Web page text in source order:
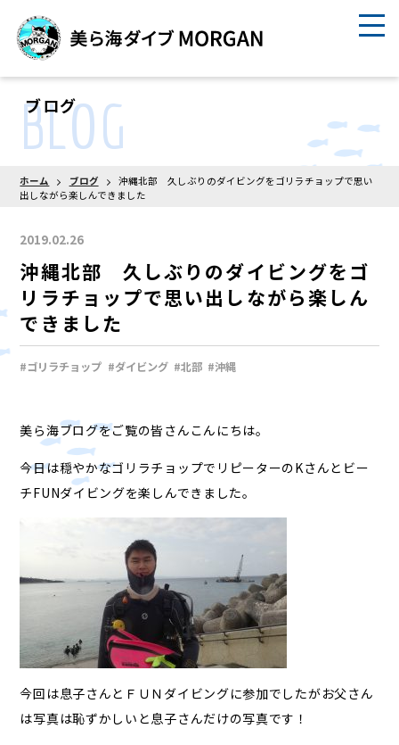
ブログ
BLOG
ホーム ブログ
沖縄北部 久しぶりのダイビングをゴリラチョップで思い
出しながら楽しんできました
2019.02.26
沖縄北部 久しぶりのダイビングをゴ
リラチョップで思い出しながら楽しん
できました
#ゴリラチョップ #ダイビング #北部 #沖縄
美ら海ブログをご覧の皆さんこんにちは。
今日は穏やかなゴリラチョップでリピーターのKさんとビー
チFUNダイビングを楽しんできました。
今回は息子さんとＦＵＮダイビングに参加でしたがお父さん
は写真は恥ずかしいと息子さんだけの写真です！